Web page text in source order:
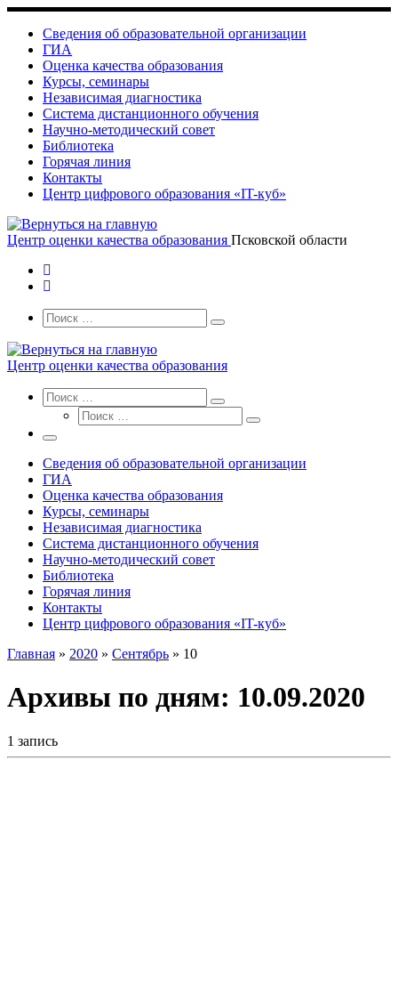
Skip
content
Сведения об образовательной организации
ГИА
Оценка качества образования
Курсы, семинары
Независимая диагностика
Система дистанционного обучения
Научно-методический совет
Библиотека
Горячая линия
Контакты
Центр цифрового образования «IT-куб»
Центр оценки качества образования Псковской области
Search
Поиск
Поиск
Центр оценки качества образования
Search
Поиск
Поиск
Поиск
Поиск
Меню
Сведения об образовательной организации
ГИА
Оценка качества образования
Курсы, семинары
Независимая диагностика
Система дистанционного обучения
Научно-методический совет
Библиотека
Горячая линия
Контакты
Центр цифрового образования «IT-куб»
Главная » 2020 » Сентябрь » 10
Архивы по дням: 10.09.2020
1 запись